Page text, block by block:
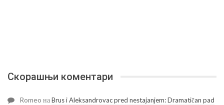
Скорашњи коментари
Romeo наBrus i Aleksandrovac pred nestajanjem: Dramatičan pad